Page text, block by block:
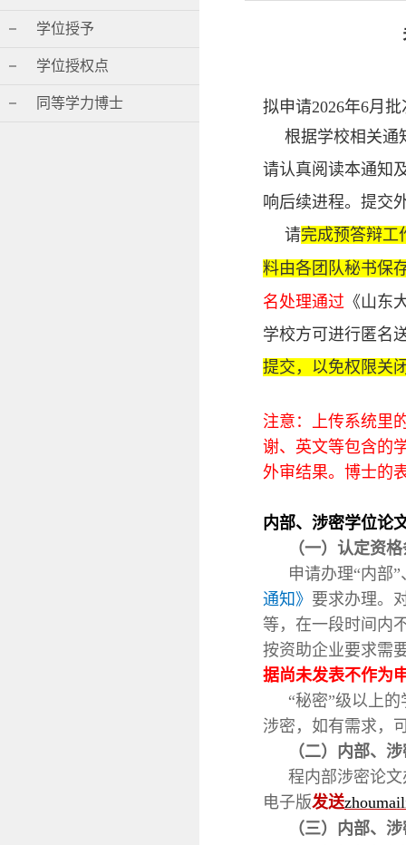
学位授予
学位授权点
同等学力博士
拟申请2026年6月
根据学校相关通
请认真阅读本通知
响后续进程。提交
请完成预答辩工
料由各团队秘书保
名处理通过 《山东
学校方可进行匿名
提交，以免权限关
注意：上传系统里
谢、英文等包含的
外审结果。博士的
内部、涉密学位论
（一） 认定资格
申请办理“内部
通知》 要求办理。
等，在一段时间内
按资助企业要求需
据尚未发表不作为
“秘密”级以上
涉密，如有需求，
（二）
内部、
程内部涉密论
电子版发送
（三）
内部、